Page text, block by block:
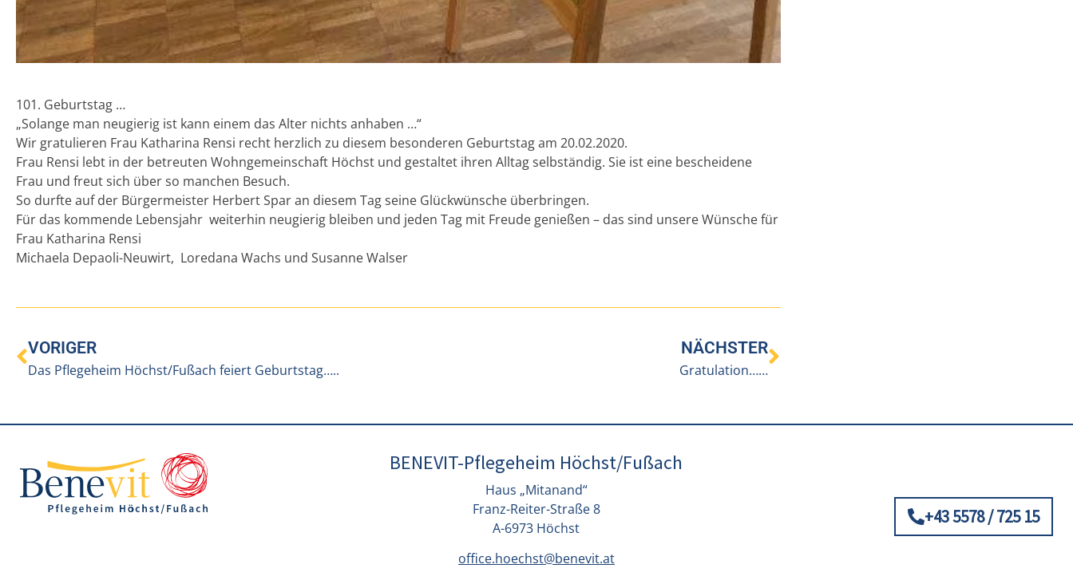
101. Geburtstag …
„Solange man neugierig ist kann einem das Alter nichts anhaben …“
Wir gratulieren Frau Katharina Rensi recht herzlich zu diesem besonderen Geburtstag am 20.02.2020.
Frau Rensi lebt in der betreuten Wohngemeinschaft Höchst und gestaltet ihren Alltag selbständig. Sie ist eine bescheidene
Frau und freut sich über so manchen Besuch.
So durfte auf der Bürgermeister Herbert Spar an diesem Tag seine Glückwünsche überbringen.
Für das kommende Lebensjahr weiterhin neugierig bleiben und jeden Tag mit Freude genießen – das sind unsere Wünsche für
Frau Katharina Rensi
Michaela Depaoli-Neuwirt, Loredana Wachs und Susanne Walser
VORIGER
Das Pflegeheim Höchst/Fußach feiert Geburtstag…..
NÄCHSTER
Gratulation……
BENEVIT-Pflegeheim Höchst/Fußach
Haus „Mitanand“
Franz-Reiter-Straße 8
A-6973 Höchst
office.hoechst@benevit.at
+43 5578 / 725 15